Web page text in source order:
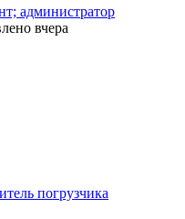
администратор
вчера
погрузчика